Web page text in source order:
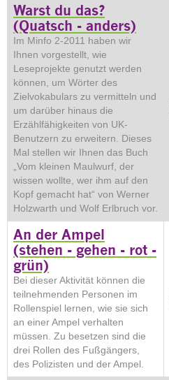
Warst du das?
(Quatsch - anders)
Im Minfo 2-2011 haben wir
Ihnen vorgestellt, wie
Leseprojekte genutzt werden
können, um Wörter des
Zielvokabulars zu vermitteln und
um darüber hinaus die
Erzählfähigkeiten von UK-
Benutzern zu erweitern. Dieses
Mal stellen wir Ihnen das Buch
„Vom kleinen Maulwurf, der
wissen wollte, wer ihm auf den
Kopf gemacht hat“ von Werner
Holzwarth und Wolf Erlbruch vor.
An der Ampel
(stehen - gehen - rot -
grün)
Bei dieser Aktivität können die
teilnehmenden Personen im
Rollenspiel lernen, wie sie sich
an einer Ampel verhalten
müssen. Zu besetzen sind die
drei Rollen des Fußgängers,
des Polizisten und der Ampel.